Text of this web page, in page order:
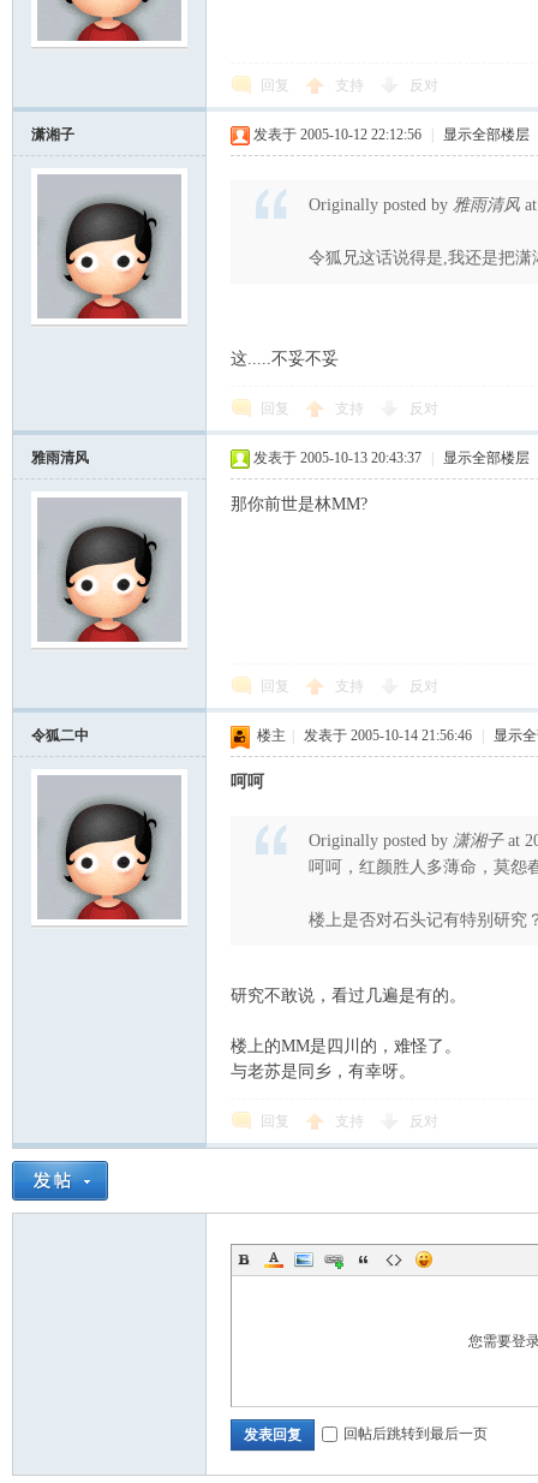
回复 支持 反对
潇湘子 发表于 2005-10-12 22:12:56 显示全部楼层
Originally posted by 雅雨清风
令狐兄这话说得是,我还是把
这.....不妥不妥
回复 支持 反对
雅雨清风 发表于 2005-10-13 20:43:37 显示全部楼层
那你前世是林MM?
回复 支持 反对
令狐二中 楼主 发表于 2005-10-14 21:56:46 显示
呵呵
Originally posted by 潇湘子at
呵呵，红颜胜人多薄命，莫怨
楼上是否对石头记有特别研究
研究不敢说，看过几遍是有的。
楼上的MM是四川的，难怪了。
与老苏是同乡，有幸呀。
回复 支持 反对
您需要登
发表回复 回帖后跳转到最后一页